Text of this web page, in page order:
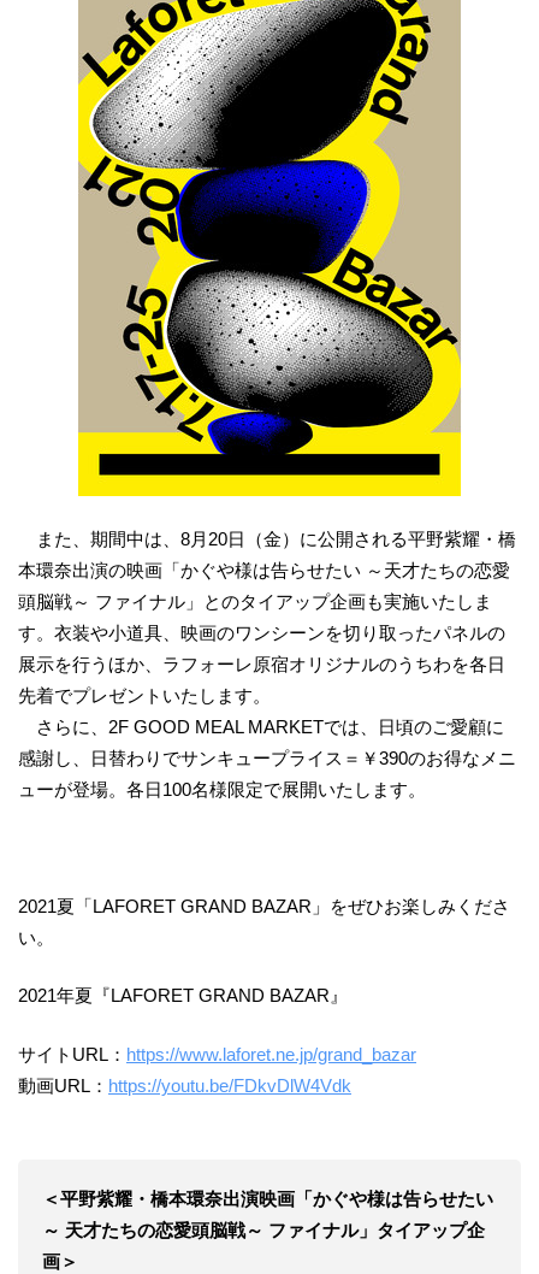
また、期間中は、8月20日（金）に公開される平野紫耀・橋
本環奈出演の映画「かぐや様は告らせたい ～天才たちの恋愛
頭脳戦～ ファイナル」とのタイアップ企画も実施いたしま
す。衣装や小道具、映画のワンシーンを切り取ったパネルの
展示を行うほか、ラフォーレ原宿オリジナルのうちわを各日
先着でプレゼントいたします。
さらに、2F GOOD MEAL MARKETでは、日頃のご愛顧に
感謝し、日替わりでサンキュープライス＝￥390のお得なメニ
ューが登場。各日100名様限定で展開いたします。
2021夏「LAFORET GRAND BAZAR」をぜひお楽しみくださ
い。
2021年夏『LAFORET GRAND BAZAR』
サイトURL： https://www.laforet.ne.jp/grand_bazar
動画URL： https://youtu.be/FDkvDlW4Vdk
＜平野紫耀・橋本環奈出演映画「かぐや様は告らせたい
～ 天才たちの恋愛頭脳戦～ ファイナル」タイアップ企
画＞